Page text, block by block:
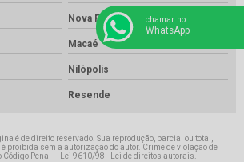
Nova Friburgo
Macaé
Nilópolis
Resende
é de direito reservado. Sua reprodução, parcial ou total,
proibida sem a autorização do autor. Crime de violação de
Penal – Lei 9610/98 - Lei de direitos autorais.
chamar no
WhatsApp